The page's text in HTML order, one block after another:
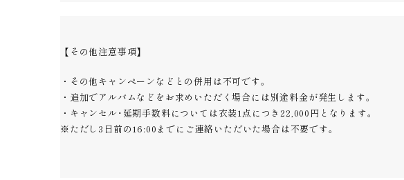
【その他注意事項】
・その他キャンペーンなどとの併用は不可です。
・追加でアルバムなどをお求めいただく場合には別途料金が発生します。
・キャンセル･延期手数料については衣装1点につき22,000円となります。
※ただし3日前の16:00までにご連絡いただいた場合は不要です。